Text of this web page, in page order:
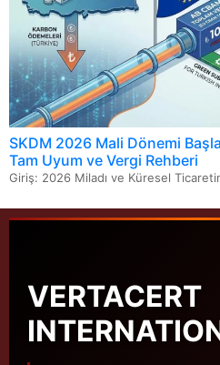
SKDM 2026 Mali Dönemi
Tam Uyum ve Vergi Rehberi
Giriş: 2026 Miladı ve Küresel
VERTACERT